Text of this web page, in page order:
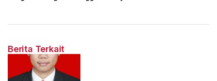
Berita Terkait